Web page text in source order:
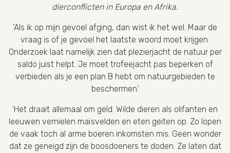
dierconflicten in Europa en Afrika.
'Als ik op mijn gevoel afging, dan wist ik het wel. Maar de
vraag is of je gevoel het laatste woord moet krijgen.
Onderzoek laat namelijk zien dat plezierjacht de natuur per
saldo juist helpt. Je moet trofeejacht pas beperken of
verbieden als je een plan B hebt om natuurgebieden te
beschermen.'
'Het draait allemaal om geld. Wilde dieren als olifanten en
leeuwen vernielen maïsvelden en eten geiten op. Zo lopen
de vaak toch al arme boeren inkomsten mis. Geen wonder
dat ze geneigd zijn de boosdoeners te doden. Ze laten dat